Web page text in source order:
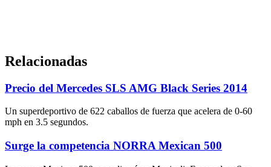
Relacionadas
Precio del Mercedes SLS AMG Black Series 2014
Un superdeportivo de 622 caballos de fuerza que acelera de 0-60
mph en 3.5 segundos.
Surge la competencia NORRA Mexican 500